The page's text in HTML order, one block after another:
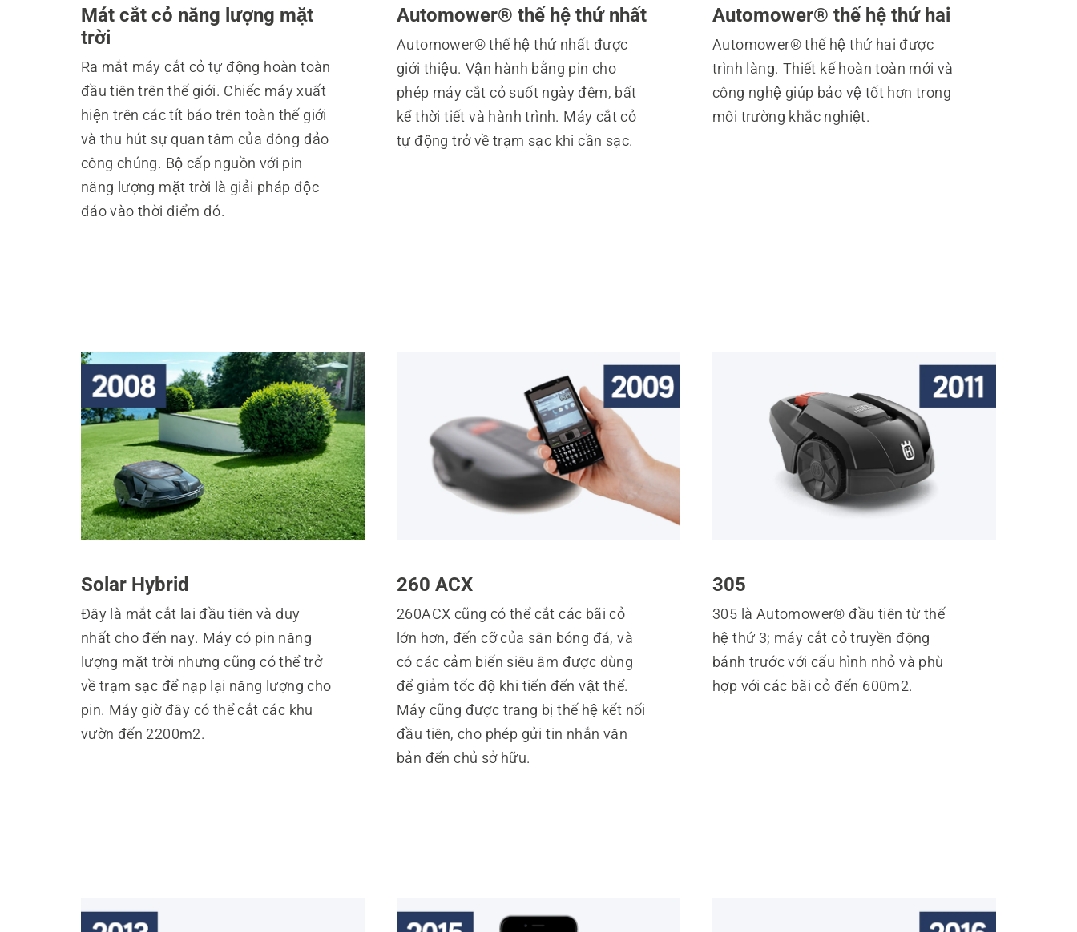
Mát cắt cỏ năng lượng mặt
trời
Ra mắt máy cắt cỏ tự động hoàn toàn
đầu tiên trên thế giới. Chiếc máy xuất
hiện trên các tít báo trên toàn thế giới
và thu hút sự quan tâm của đông đảo
công chúng. Bộ cấp nguồn với pin
năng lượng mặt trời là giải pháp độc
đáo vào thời điểm đó.
Automower® thế hệ thứ nhất
Automower® thế hệ thứ nhất được
giới thiệu. Vận hành bằng pin cho
phép máy cắt cỏ suốt ngày đêm, bất
kể thời tiết và hành trình. Máy cắt cỏ
tự động trở về trạm sạc khi cần sạc.
Automower® thế hệ thứ hai
Automower® thế hệ thứ hai được
trình làng. Thiết kế hoàn toàn mới và
công nghệ giúp bảo vệ tốt hơn trong
môi trường khắc nghiệt.
Solar Hybrid
Đây là mắt cắt lai đầu tiên và duy
nhất cho đến nay. Máy có pin năng
lượng mặt trời nhưng cũng có thể trở
về trạm sạc để nạp lại năng lượng cho
pin. Máy giờ đây có thể cắt các khu
vườn đến 2200m2.
260 ACX
260ACX cũng có thể cắt các bãi cỏ
lớn hơn, đến cỡ của sân bóng đá, và
có các cảm biến siêu âm được dùng
để giảm tốc độ khi tiến đến vật thể.
Máy cũng được trang bị thế hệ kết nối
đầu tiên, cho phép gửi tin nhắn văn
bản đến chủ sở hữu.
305
305 là Automower® đầu tiên từ thế
hệ thứ 3; máy cắt cỏ truyền động
bánh trước với cấu hình nhỏ và phù
hợp với các bãi cỏ đến 600m2.